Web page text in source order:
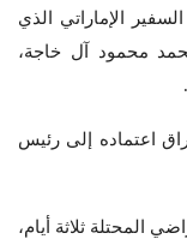
الإماراتي الذي
محمود آل خاجة،
اعتماده إلى رئيس
المحتلة ثلاثة أيام،